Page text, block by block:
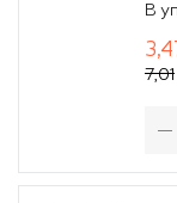
В
7,01